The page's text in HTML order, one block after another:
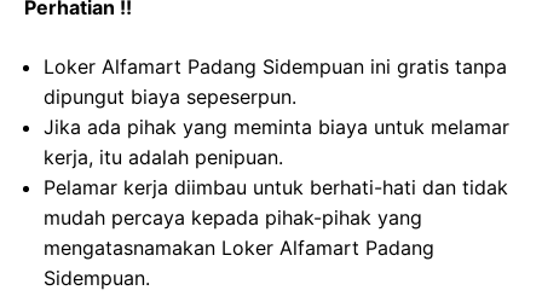
Perhatian !!
Loker Alfamart Padang Sidempuan ini gratis tanpa
dipungut biaya sepeserpun.
Jika ada pihak yang meminta biaya untuk melamar
kerja, itu adalah penipuan.
Pelamar kerja diimbau untuk berhati-hati dan tidak
mudah percaya kepada pihak-pihak yang
mengatasnamakan Loker Alfamart Padang
Sidempuan.